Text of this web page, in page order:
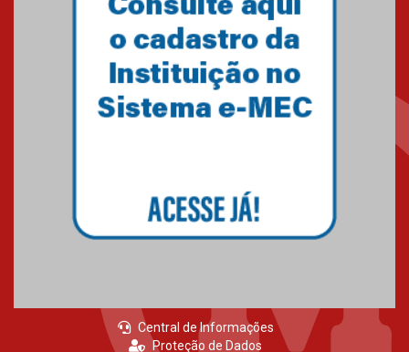
Primeiro culto do ano ressalta o
27.02.2026
Central de Informações
Proteção de Dados